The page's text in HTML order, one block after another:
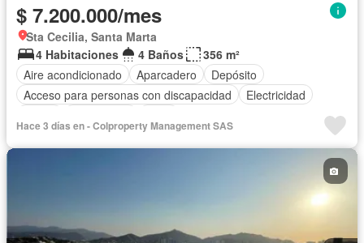
$ 7.200.000/mes
Sta Cecilia, Santa Marta
4 Habitaciones
4 Baños
356 m²
Aire acondicionado
Aparcadero
Depósito
Acceso para personas con discapacidad
Electricidad
Hace 3 días en - Colproperty Management SAS